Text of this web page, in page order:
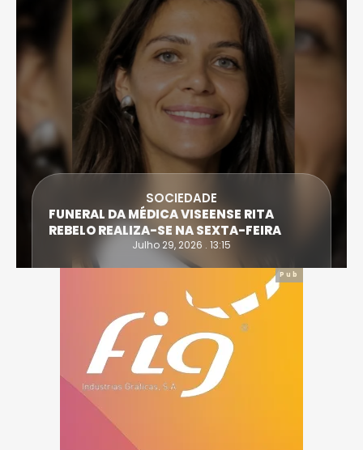
SOCIEDADE
FUNERAL DA MÉDICA VISEENSE RITA
REBELO REALIZA-SE NA SEXTA-FEIRA
Julho 29, 2026 . 13:15
Pub